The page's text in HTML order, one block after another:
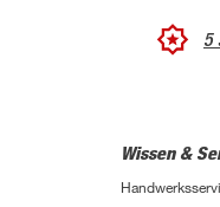
5
Wissen &